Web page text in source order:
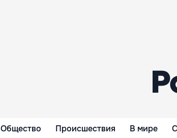
Общество Происшествия В мире